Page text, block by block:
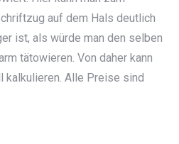
auf dem Hals deutlich
ist, als würde man den selben
tätowieren. Von daher kann
kalkulieren. Alle Preise sind